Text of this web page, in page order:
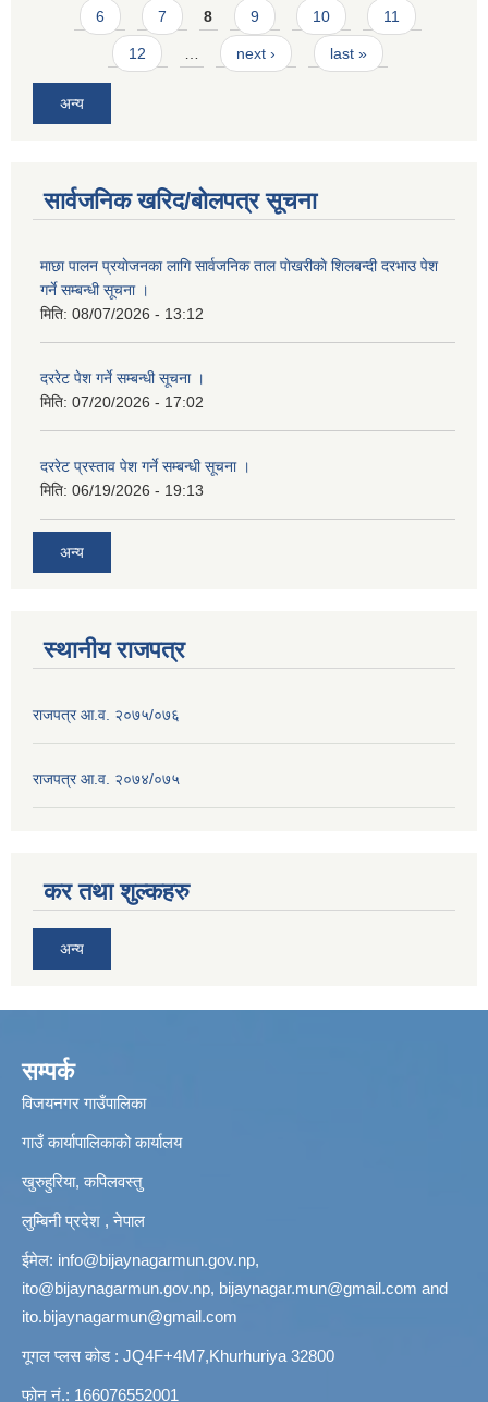
6 7 8 9 10 11
12 next › last »
अन्य
सार्वजनिक खरिद/बोलपत्र सूचना
माछा पालन प्रयाेजनका लागि सार्वजनिक ताल पाेखरीकाे शिलबन्दी दरभाउ पेश
गर्ने सम्बन्धी सूचना ।
मिति: 08/07/2026 - 13:12
दररेट पेश गर्ने सम्बन्धी सूचना ।
मिति: 07/20/2026 - 17:02
दररेट प्रस्ताव पेश गर्ने सम्बन्धी सूचना ।
मिति: 06/19/2026 - 19:13
अन्य
स्थानीय राजपत्र
राजपत्र आ.व. २०७५/०७६
राजपत्र आ.व. २०७४/०७५
कर तथा शुल्कहरु
अन्य
सम्पर्क
विजयनगर गाउँपालिका
गाउँ कार्यापालिकाको कार्यालय
खुरुहुरिया, कपिलवस्तु
लुम्बिनी प्रदेश , नेपाल
ईमेल: info@bijaynagarmun.gov.np,
ito@bijaynagarmun.gov.np, bijaynagar.mun@gmail.com and
ito.bijaynagarmun@gmail.com
गूगल प्लस कोड : JQ4F+4M7,Khurhuriya 32800
फोन नं.: 166076552001